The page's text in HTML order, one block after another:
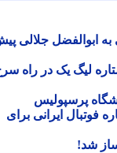
جلالی پیش
لیگ یک در راه سرخ
پرسپولیس
ایرانی برای